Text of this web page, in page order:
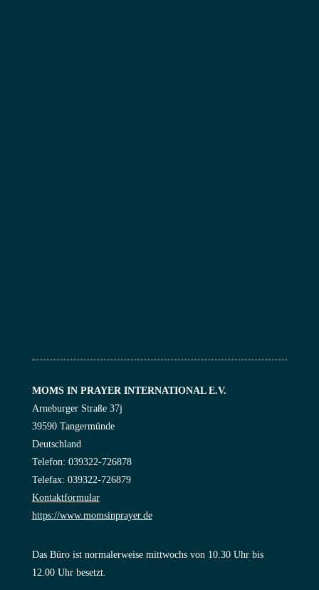
MOMS IN PRAYER INTERNATIONAL E.V.
Arneburger Straße 37j
39590 Tangermünde
Deutschland
Telefon: 039322-726878
Telefax: 039322-726879
Kontaktformular
https://www.momsinprayer.de
Das Büro ist normalerweise mittwochs von 10.30 Uhr bis
12.00 Uhr besetzt.